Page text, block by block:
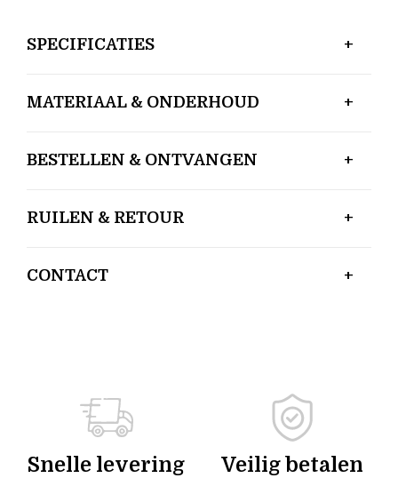
SPECIFICATIES
MATERIAAL & ONDERHOUD
BESTELLEN & ONTVANGEN
RUILEN & RETOUR
CONTACT
Snelle levering Veilig betalen